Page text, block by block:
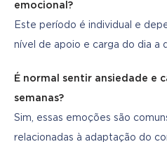
emocional?
Este período é individual e
nível de apoio e carga do dia a
É normal sentir ansiedade e
semanas?
Sim, essas emoções são
relacionadas à adaptação do